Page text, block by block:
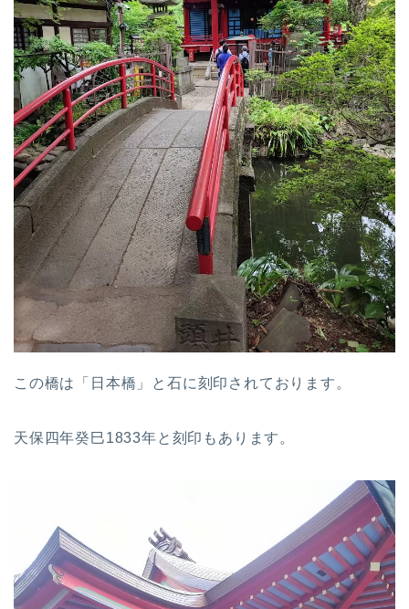
この橋は「日本橋」と石に刻印されております。
天保四年癸巳1833年と刻印もあります。